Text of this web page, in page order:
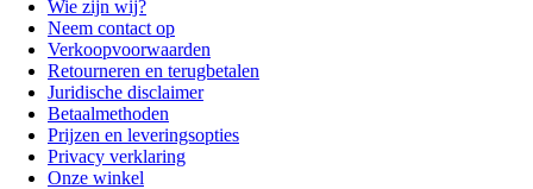
Wie zijn wij?
Neem contact op
Verkoopvoorwaarden
Retourneren en terugbetalen
Juridische disclaimer
Betaalmethoden
Prijzen en leveringsopties
Privacy verklaring
Onze winkel